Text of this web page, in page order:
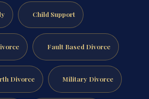
Child Support
Fault Based Divorce
Divorce Military Divorce